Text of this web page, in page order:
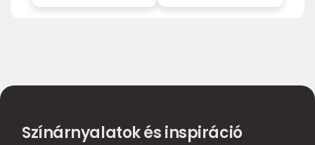
Színárnyalatok és inspiráció